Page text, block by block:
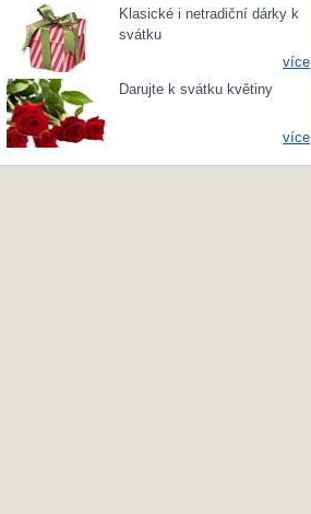
Klasické i netradiční dárky k
svátku
více
Darujte k svátku květiny
více